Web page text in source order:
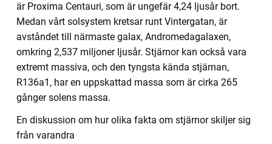
är Proxima Centauri, som är ungefär 4,24 ljusår bort.
Medan vårt solsystem kretsar runt Vintergatan, är
avståndet till närmaste galax, Andromedagalaxen,
omkring 2,537 miljoner ljusår. Stjärnor kan också vara
extremt massiva, och den tyngsta kända stjärnan,
R136a1, har en uppskattad massa som är cirka 265
gånger solens massa.
En diskussion om hur olika fakta om stjärnor skiljer sig
från varandra